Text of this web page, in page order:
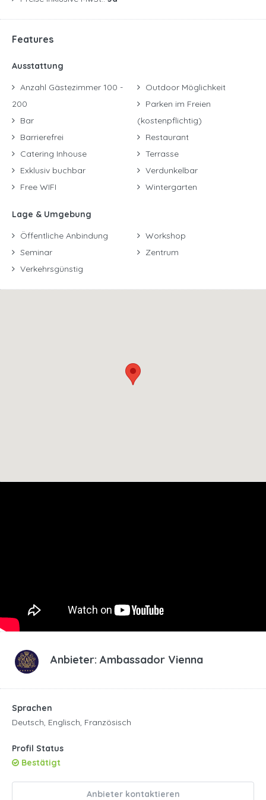
Features
Ausstattung
Anzahl Gästezimmer 100 -
200
Bar
Barrierefrei
Catering Inhouse
Exklusiv buchbar
Free WIFI
Outdoor Möglichkeit
Parken im Freien
(kostenpflichtig)
Restaurant
Terrasse
Verdunkelbar
Wintergarten
Lage & Umgebung
Öffentliche Anbindung
Seminar
Verkehrsgünstig
Workshop
Zentrum
Anbieter: Ambassador Vienna
Sprachen
Deutsch, Englisch, Französisch
Profil Status
Bestätigt
Anbieter kontaktieren